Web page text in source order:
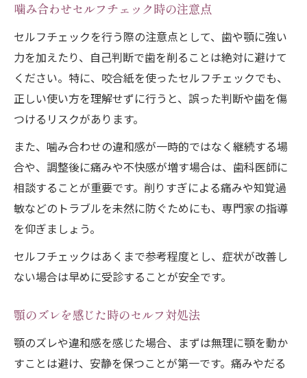
噛み合わせセルフチェック時の注意点
セルフチェックを行う際の注意点として、歯や顎に強い
力を加えたり、自己判断で歯を削ることは絶対に避けて
ください。特に、咬合紙を使ったセルフチェックでも、
正しい使い方を理解せずに行うと、誤った判断や歯を傷
つけるリスクがあります。
また、噛み合わせの違和感が一時的ではなく継続する場
合や、調整後に痛みや不快感が増す場合は、歯科医師に
相談することが重要です。削りすぎによる痛みや知覚過
敏などのトラブルを未然に防ぐためにも、専門家の指導
を仰ぎましょう。
セルフチェックはあくまで参考程度とし、症状が改善し
ない場合は早めに受診することが安全です。
顎のズレを感じた時のセルフ対処法
顎のズレや違和感を感じた場合、まずは無理に顎を動か
すことは避け、安静を保つことが第一です。痛みやだる